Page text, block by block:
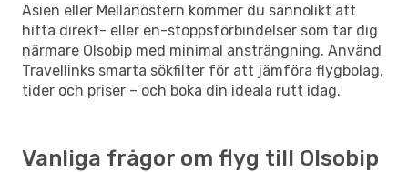
Asien eller Mellanöstern kommer du sannolikt att
hitta direkt- eller en-stoppsförbindelser som tar dig
närmare Olsobip med minimal ansträngning. Använd
Travellinks smarta sökfilter för att jämföra flygbolag,
tider och priser – och boka din ideala rutt idag.
Vanliga frågor om flyg till Olsobip